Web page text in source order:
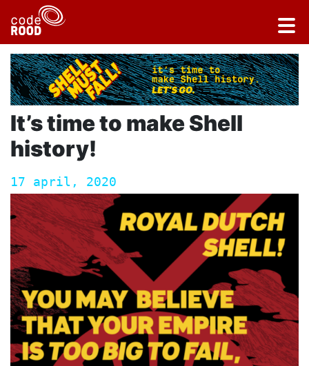
It’s time to make Shell
history!
17 april, 2020